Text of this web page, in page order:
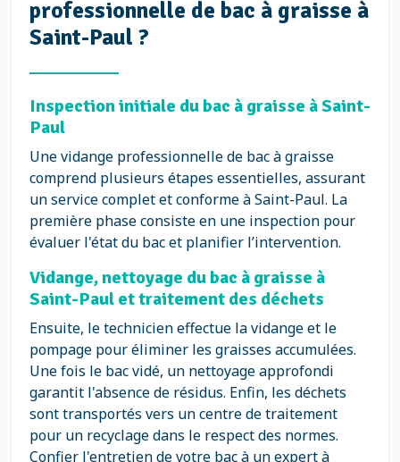
professionnelle de bac à graisse à
Saint-Paul ?
Inspection initiale du bac à graisse à Saint-
Paul
Une vidange professionnelle de bac à graisse
comprend plusieurs étapes essentielles, assurant
un service complet et conforme à Saint-Paul. La
première phase consiste en une inspection pour
évaluer l'état du bac et planifier l’intervention.
Vidange, nettoyage du bac à graisse à
Saint-Paul et traitement des déchets
Ensuite, le technicien effectue la vidange et le
pompage pour éliminer les graisses accumulées.
Une fois le bac vidé, un nettoyage approfondi
garantit l'absence de résidus. Enfin, les déchets
sont transportés vers un centre de traitement
pour un recyclage dans le respect des normes.
Confier l'entretien de votre bac à un expert à